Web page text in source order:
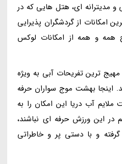
و مدیترانه ای، هتل هایی که در
امکانات از گردشگران پذیرایی
همه و همه از امکانات لوکس
ترین تفریحات آبی به ویژه
اینجا بهشت موج سواران حرفه
آب دریا این امکان را به
در این ورزش حرفه ای نباشند،
گرفته و با دستی پر و خاطراتی